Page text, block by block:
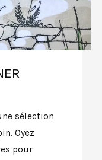
sélection
Oyez
pour